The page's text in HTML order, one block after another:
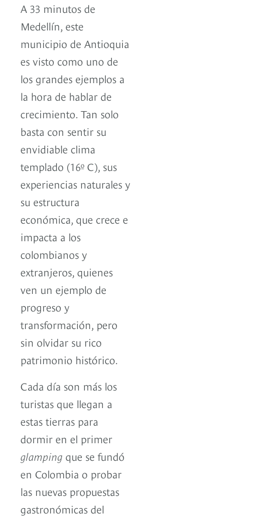
A 33 minutos de
Medellín, este
municipio de Antioquia
es visto como uno de
los grandes ejemplos a
la hora de hablar de
crecimiento. Tan solo
basta con sentir su
envidiable clima
templado (16º C), sus
experiencias naturales y
su estructura
económica, que crece e
impacta a los
colombianos y
extranjeros, quienes
ven un ejemplo de
progreso y
transformación, pero
sin olvidar su rico
patrimonio histórico.
Cada día son más los
turistas que llegan a
estas tierras para
dormir en el primer
glamping que se fundó
en Colombia o probar
las nuevas propuestas
gastronómicas del